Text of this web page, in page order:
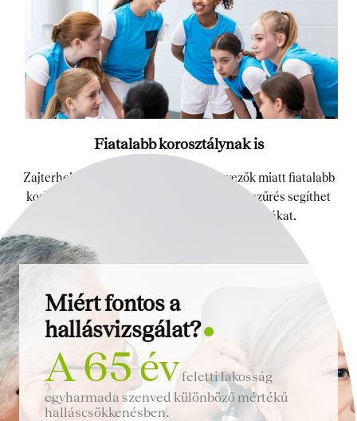
Fiatalabb korosztálynak is
Zajterhelés, stressz vagy örökletes tényezők miatt fiatalabb
korban is megjelenhet halláscsökkenés. A szűrés segíthet
időben megelőzni a komolyabb problémákat.
Miért fontos a
hallásvizsgálat?
A 65 évfeletti lakosság
egyharmada szenved különböző mértékű
halláscsökkenésben.